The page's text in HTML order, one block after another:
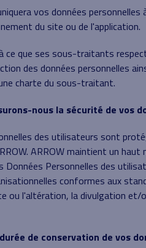
vos données
du site ou de l'application.
ce que ses sous-traitants
des données personnelles
charte du sous-traitant.
nous la sécurité de vos
des utilisateurs sont
ARROW maintient un
Données Personnelles des
conformes aux
ou l'altération, la divulgation et/
de conservation de vos